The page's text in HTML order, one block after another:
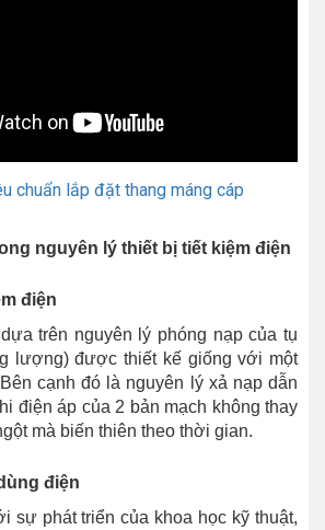
chuẩn lắp đặt thang máng cáp
nguyên lý thiết bị tiết kiệm điện
điện
trên nguyên lý phóng nạp của tụ
lượng) được thiết kế giống với một
cạnh đó là nguyên lý xả nạp dẫn
điện áp của 2 bản mạch không thay
mà biến thiên theo thời gian.
điện
sự phát triển của khoa học kỹ thuật,